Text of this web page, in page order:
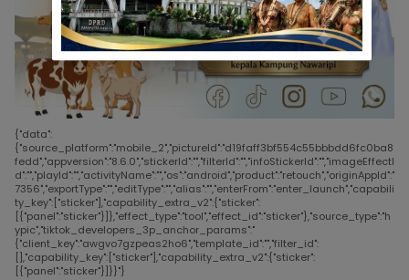
{"data":
{"source_platform":"mobile_2","pictureId":"d19faff3bf554c55bbbdd6fc0ba8
fedd","appversion":"8.6.0","stickerId":"","filterId":"","infoStickerId":"","imageEffectI
d":"","playId":"","activityName":"","os":"android","product":"retouch","originAppId":"
7356","exportType":"","editType":"","alias":"","enterFrom":"enter_launch","capabili
ty_key":["sticker"],"capability_extra_v2":{"sticker":
[{"panel":"sticker"}]},"effect_type":"tool","effect_id":"sticker"},"source_type":"h
ypic","tiktok_developers_3p_anchor_params":"
{"client_key":"awgvo7gzpeas2ho6","template_id":"","filter_id":
[],"capability_key":["sticker"],"capability_extra_v2":{"sticker":
[{"panel":"sticker"}]}}"}